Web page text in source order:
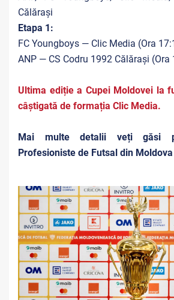
Călărași
Etapa 1:
FC Youngboys — Clic Media (Ora
ANP — CS Codru 1992 Călărași (Ora
Ultima ediție a Cupei Moldovei la
câștigată de formația Clic Media.
Mai multe detalii veți găsi
Profesioniste de Futsal din